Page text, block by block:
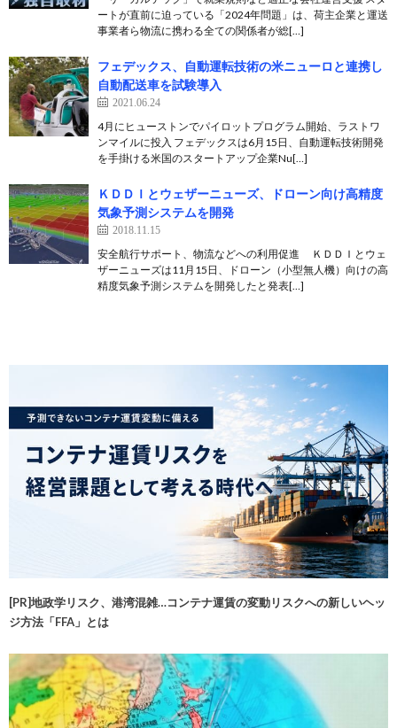
ートが直前に迫っている「2024年問題」は、荷主企業と運送
事業者ら物流に携わる全ての関係者が総[…]
フェデックス、自動運転技術の米ニューロと連携し
自動配送車を試験導入
2021.06.24
4月にヒューストンでパイロットプログラム開始、ラストワ
ンマイルに投入 フェデックスは6月15日、自動運転技術開発
を手掛ける米国のスタートアップ企業Nu[…]
ＫＤＤＩとウェザーニューズ、ドローン向け高精度
気象予測システムを開発
2018.11.15
安全航行サポート、物流などへの利用促進 ＫＤＤＩとウェ
ザーニューズは11月15日、ドローン（小型無人機）向けの高
精度気象予測システムを開発したと発表[…]
[PR]地政学リスク、港湾混雑…コンテナ運賃の変動リスクへの新しいヘッ
ジ方法「FFA」とは